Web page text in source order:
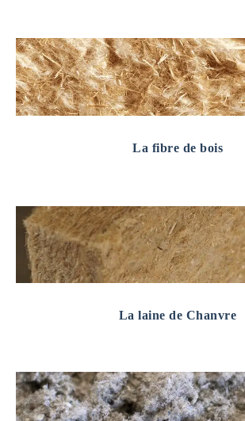
La fibre de bois
La laine de Chanvre